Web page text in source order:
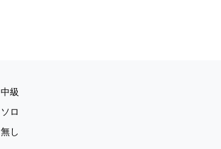
中級
ソロ
無し